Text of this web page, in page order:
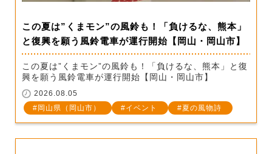
この夏は”くまモン”の風鈴も！「負けるな、熊本」
と復興を願う風鈴電車が運行開始【岡山・岡山市】
この夏は”くまモン”の風鈴も！「負けるな、熊本」と復
興を願う風鈴電車が運行開始【岡山・岡山市】
2026.08.05
岡山県（岡山市）
イベント 夏の風物詩